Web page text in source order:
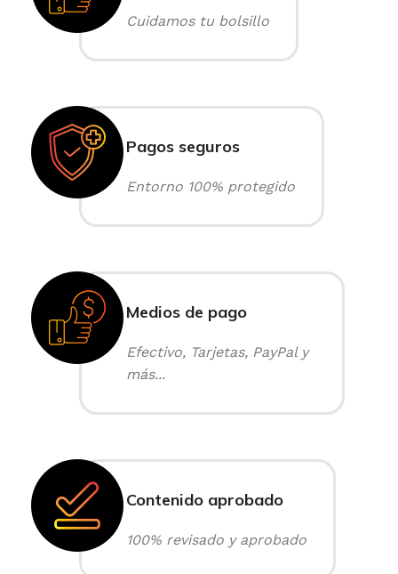
Cuidamos tu bolsillo
Pagos seguros
Entorno 100% protegido
Medios de pago
Efectivo, Tarjetas, PayPal y
más...
Contenido aprobado
100% revisado y aprobado